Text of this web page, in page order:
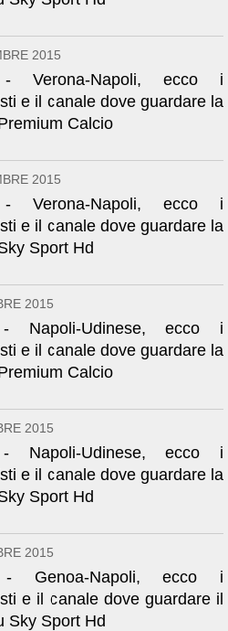
2015
- Verona-Napoli, ecco i
e il canale dove guardare la
Calcio
2015
- Verona-Napoli, ecco i
e il canale dove guardare la
Sport Hd
2015
Napoli-Udinese, ecco i
e il canale dove guardare la
Calcio
2015
Napoli-Udinese, ecco i
e il canale dove guardare la
Sport Hd
2015
- Genoa-Napoli, ecco i
e il canale dove guardare il
Sky Sport Hd